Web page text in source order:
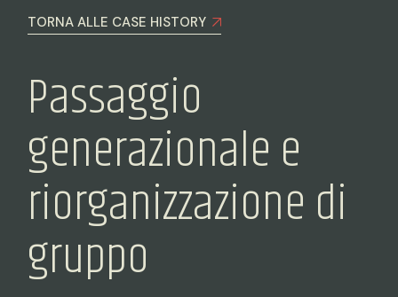
TORNA ALLE CASE HISTORY
Passaggio
generazionale e
riorganizzazione di
gruppo